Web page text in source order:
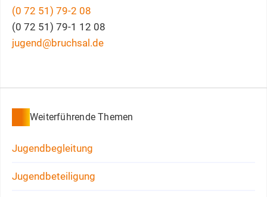
jugend@bruchsal.de
(0 72 51) 79-2 08
(0 72 51) 79-1 12 08
Weiterführende Themen
Jugendbegleitung
Jugendbeteiligung